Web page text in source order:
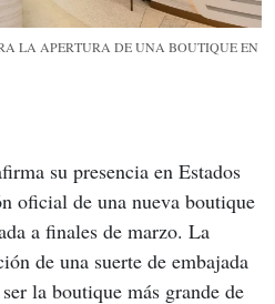
LA APERTURA DE UNA BOUTIQUE EN
su presencia en Estados
oficial de una nueva boutique
a finales de marzo. La
de una suerte de embajada
la boutique más grande de